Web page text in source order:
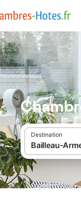
Destination